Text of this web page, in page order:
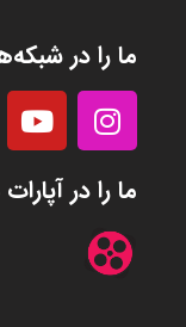
ما را در
ما را در